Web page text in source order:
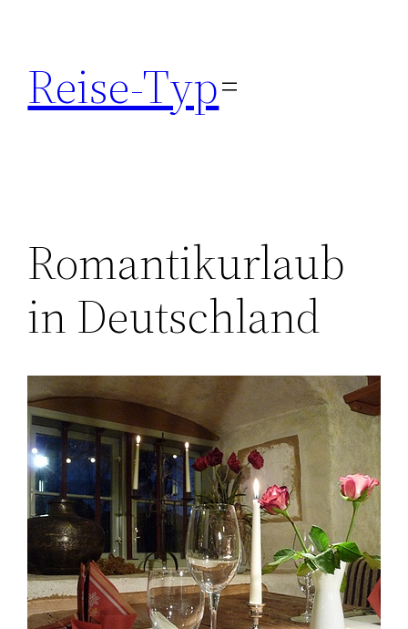
springen
Reise-Typ
Romantikurlaub
in Deutschland